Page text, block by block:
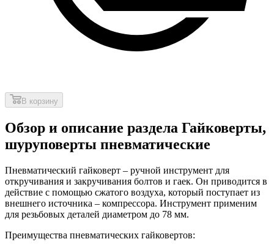
В корзину
Обзор и описание раздела Гайковерты,
шуруповерты пневматические
Пневматический гайковерт – ручной инструмент для
откручивания и закручивания болтов и гаек. Он приводится в
действие с помощью сжатого воздуха, который поступает из
внешнего источника – компрессора. Инструмент применим
для резьбовых деталей диаметром до 78 мм.
Преимущества пневматических гайковертов: